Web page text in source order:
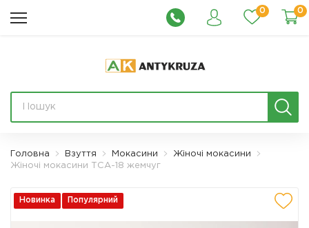
0 0
Головна Взуття Мокасини
Жіночі мокасини
Жіночі мокасини ТСА-18 жемчуг
Новинка Популярний